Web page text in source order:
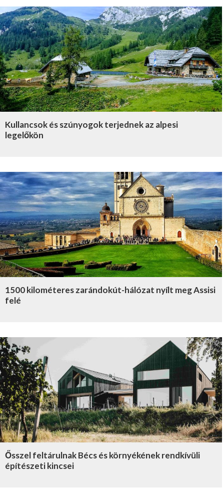
Kullancsok és szúnyogok terjednek az alpesi
legelőkön
1500 kilométeres zarándokút-hálózat nyílt meg Assisi
felé
Ősszel feltárulnak Bécs és környékének rendkívüli
építészeti kincsei